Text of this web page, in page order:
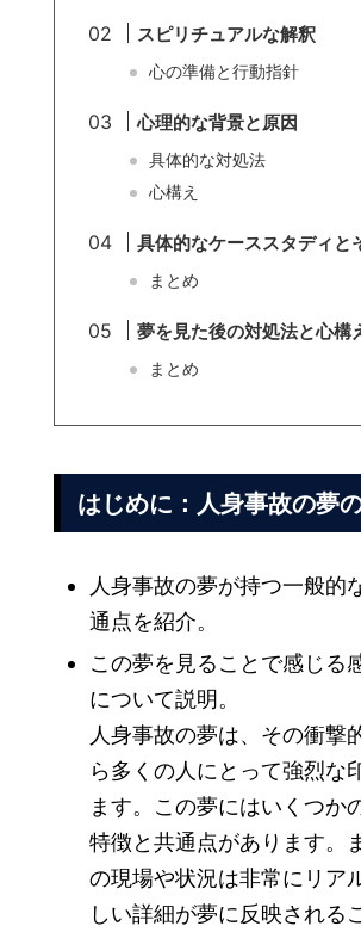
スピリチュアルな解釈
心の準備と行動指針
心理的な背景と原因
具体的な対処法
心構え
具体的なケーススタディと
まとめ
夢を見た後の対処法と心構
まとめ
はじめに：人身事故の夢
人身事故の夢が持つ一般的
通点を紹介。
この夢を見ることで感じる
について説明。
人身事故の夢は、その衝撃
ら多くの人にとって強烈な
ます。この夢にはいくつか
特徴と共通点があります。
の現場や状況は非常にリア
しい詳細が夢に反映される